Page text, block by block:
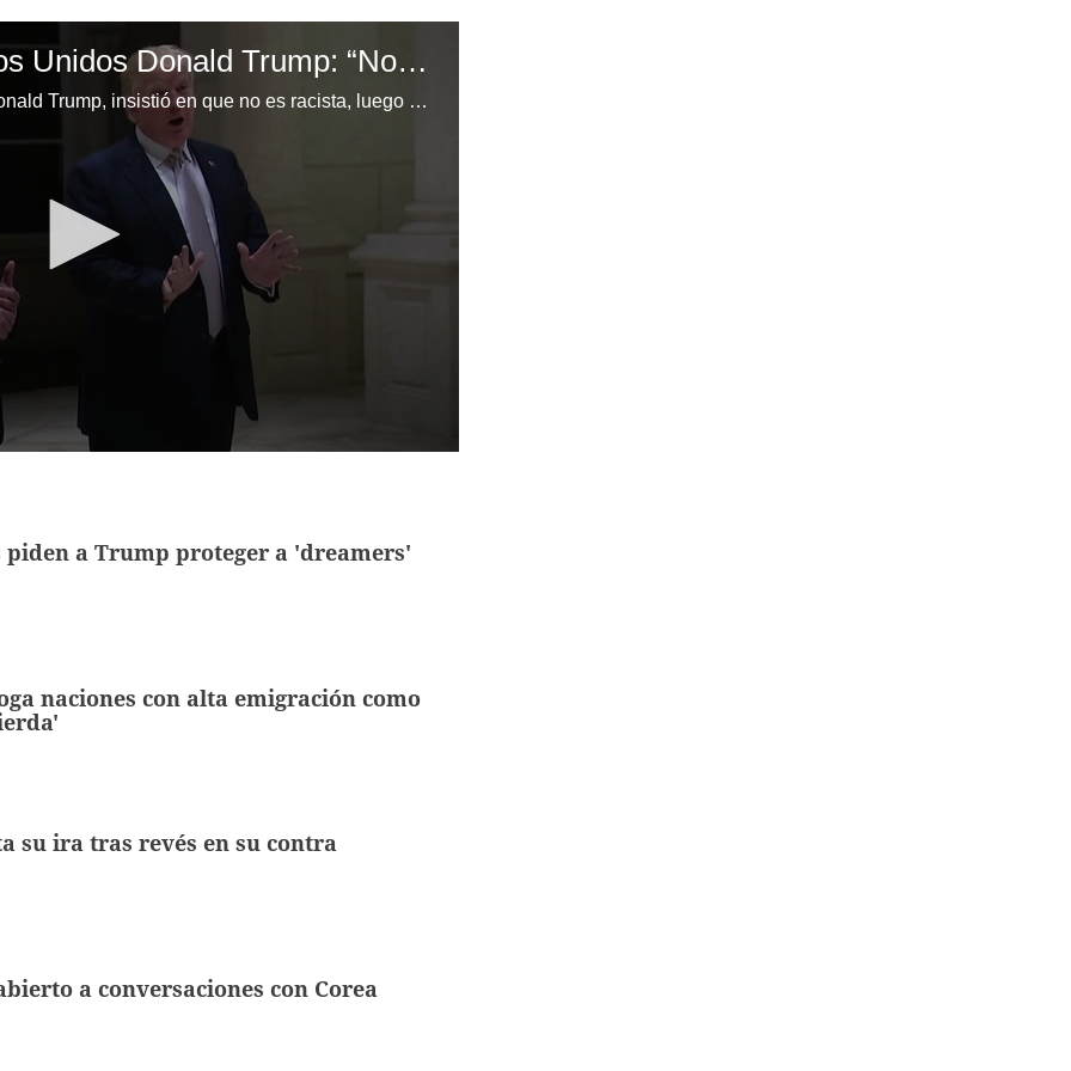
Presidente de Estados Unidos Donald Trump: “No soy un racista”
El presidente estadounidense, Donald Trump, insistió en que no es racista, luego de trascendidos de que criticó la inmigración de "países de mierda", provocando una ola de indignación internacional.
piden a Trump proteger a 'dreamers'
naciones con alta emigración como
su ira tras revés en su contra
a conversaciones con Corea